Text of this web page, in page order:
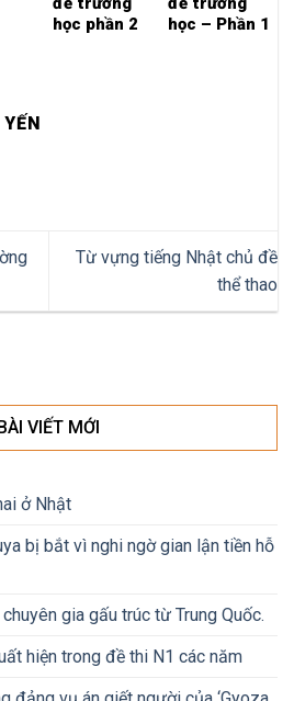
học phần 2
học – Phần 1
YẾN
Từ vựng tiếng Nhật chủ đề
thể thao
VIẾT MỚI
ở Nhật
bị bắt vì nghi ngờ gian lận tiền hỗ
gia gấu trúc từ Trung Quốc.
hiện trong đề thi N1 các năm